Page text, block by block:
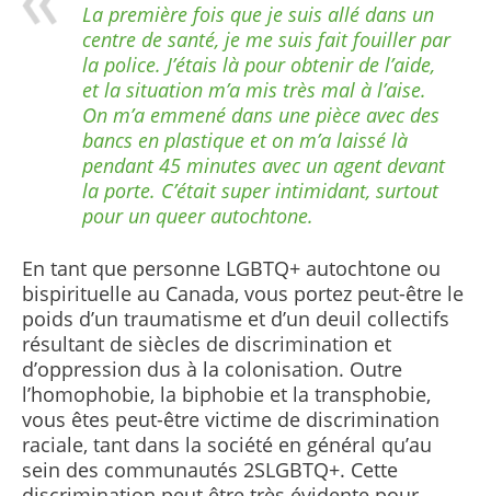
La première fois que je suis allé dans un
centre de santé, je me suis fait fouiller par
la police. J’étais là pour obtenir de l’aide,
et la situation m’a mis très mal à l’aise.
On m’a emmené dans une pièce avec des
bancs en plastique et on m’a laissé là
pendant 45 minutes avec un agent devant
la porte. C’était super intimidant, surtout
pour un queer autochtone.
En tant que personne LGBTQ+ autochtone ou
bispirituelle au Canada, vous portez peut-être le
poids d’un traumatisme et d’un deuil collectifs
résultant de siècles de discrimination et
d’oppression dus à la colonisation. Outre
l’homophobie, la biphobie et la transphobie,
vous êtes peut-être victime de discrimination
raciale, tant dans la société en général qu’au
sein des communautés 2SLGBTQ+. Cette